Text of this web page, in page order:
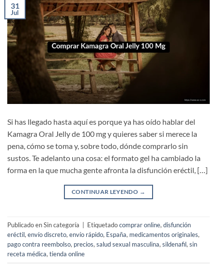
31
Jul
Si has llegado hasta aquí es porque ya has oído hablar del
Kamagra Oral Jelly de 100 mg y quieres saber si merece la
pena, cómo se toma y, sobre todo, dónde comprarlo sin
sustos. Te adelanto una cosa: el formato gel ha cambiado la
forma en la que mucha gente afronta la disfunción eréctil, […]
CONTINUAR LEYENDO →
Publicado en Sin categoría Etiquetadocomprar online, disfunción
eréctil, envío discreto, envío rápido, España, medicamentos originales,
pago contra reembolso, precios, salud sexual masculina, sildenafil, sin
receta médica, tienda online